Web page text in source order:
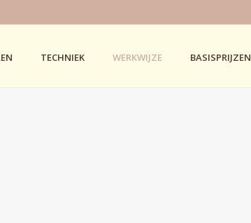
TECHNIEK WERKWIJZE BASISPRIJZEN